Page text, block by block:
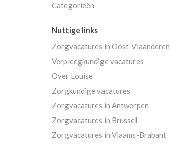
Categorieën
Nuttige links
Zorgvacatures in Oost-Vlaanderen
Verpleegkundige vacatures
Over Louise
Zorgkundige vacatures
Zorgvacatures in Antwerpen
Zorgvacatures in Brussel
Zorgvacatures in Vlaams-Brabant